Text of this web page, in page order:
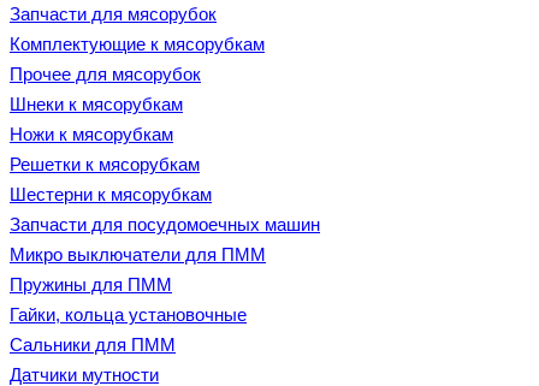
Запчасти для мясорубок
Комплектующие к мясорубкам
Прочее для мясорубок
Шнеки к мясорубкам
Ножи к мясорубкам
Решетки к мясорубкам
Шестерни к мясорубкам
Запчасти для посудомоечных машин
Микро выключатели для ПММ
Пружины для ПММ
Гайки, кольца установочные
Сальники для ПММ
Датчики мутности